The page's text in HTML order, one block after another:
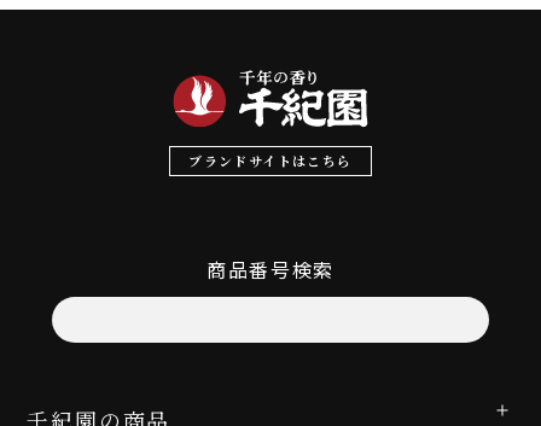
ブランドサイトはこちら
商品番号検索